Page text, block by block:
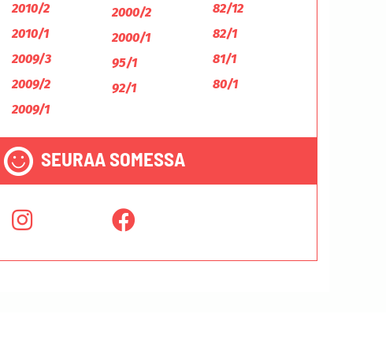
2010/2
2010/1
2009/3
2009/2
2009/1
2000/2
2000/1
95/1
92/1
82/12
82/1
81/1
80/1
SEURAA SOMESSA